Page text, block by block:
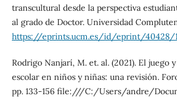
transcultural desde la perspectiva
al grado de Doctor. Universidad
https://eprints.ucm.es/id/eprint/40428/
Rodrigo Nanjarí, M. et. al. (2021). El juego
escolar en niños y niñas: una revisión.
pp. 133-156 file:///C:/Users/andre/